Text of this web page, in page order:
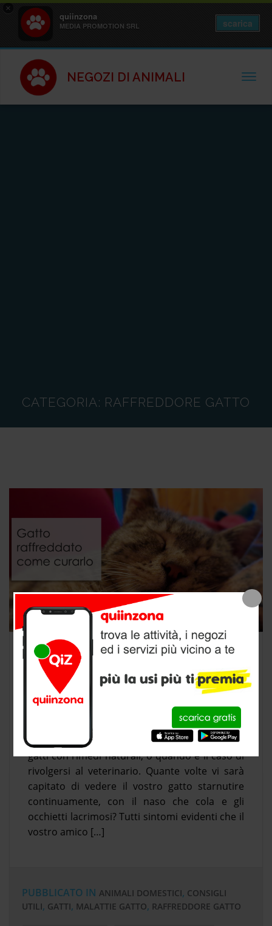
×
quiinzona
MEDIA PROMOTION SRL scarica
NEGOZI DI ANIMALI
CATEGORIA: RAFFREDDORE GATTO
GATTO RAFFREDDATO SINTOMI E
CURE
0
Gatto raffreddato, come riconoscere i sintomi
e come curare i disturbi del raffreddore nei
gatti con rimedi naturali, o quando è il caso di
rivolgersi al veterinario. Quante volte vi sarà
capitato di vedere il vostro gatto starnutire
continuamente, con il naso che cola e gli
occhietti lacrimosi? Tutti sintomi evidenti che il
vostro amico […]
PUBBLICATO IN ANIMALI DOMESTICI, CONSIGLI
UTILI, GATTI, MALATTIE GATTO, RAFFREDDORE GATTO